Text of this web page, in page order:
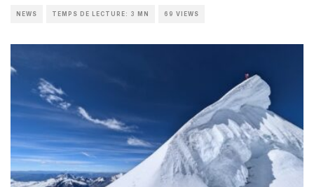
NEWS TEMPS DE LECTURE: 3 MN 69 VIEWS